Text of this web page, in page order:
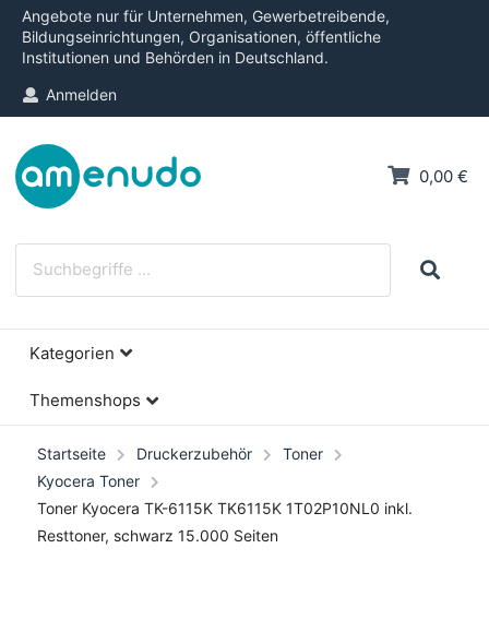
Angebote nur für Unternehmen, Gewerbetreibende,
Bildungseinrichtungen, Organisationen, öffentliche
Institutionen und Behörden in Deutschland.
Anmelden
0,00 €
Kategorien
Themenshops
Startseite Druckerzubehör
Toner
Kyocera Toner
Toner Kyocera TK-6115K TK6115K 1T02P10NL0 inkl.
Resttoner, schwarz 15.000 Seiten